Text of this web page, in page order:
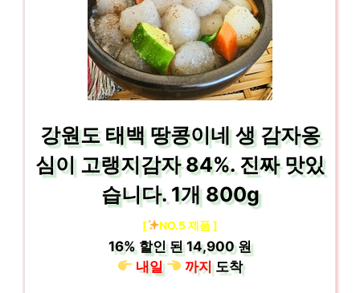
강원도 태백 땅콩이네 생 감자옹
심이 고랭지감자 84%. 진짜 맛있
습니다. 1개 800g
[ NO.5 제품 ]
16% 할인 된14,900 원
내일
까지도착